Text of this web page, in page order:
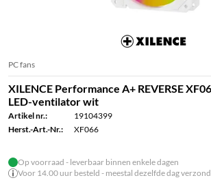
PC fans
XILENCE Performance A+ REVERSE
LED-ventilator wit
Artikel nr.:
19104399
Herst.-Art.-Nr.:
XF066
Op voorraad - leverbaar binnen enkele dagen
Voor 14.00 uur besteld - meestal dezelfde dag